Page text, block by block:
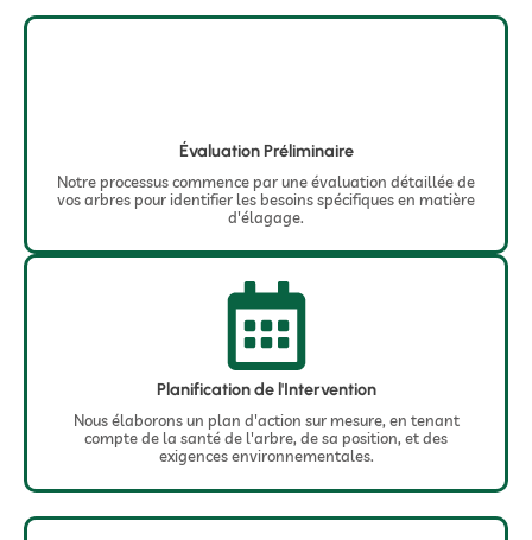
Évaluation Préliminaire
Notre processus commence par une évaluation détaillée de
vos arbres pour identifier les besoins spécifiques en matière
d'élagage.
Planification de l'Intervention
Nous élaborons un plan d'action sur mesure, en tenant
compte de la santé de l'arbre, de sa position, et des
exigences environnementales.